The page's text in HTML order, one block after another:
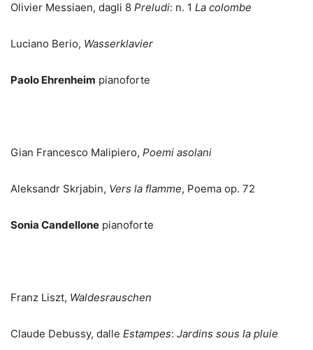
Olivier Messiaen, dagli 8 Preludi: n. 1 La colombe
Luciano Berio, Wasserklavier
Paolo Ehrenheim pianoforte
Gian Francesco Malipiero, Poemi asolani
Aleksandr Skrjabin, Vers la flamme, Poema op. 72
Sonia Candellone pianoforte
Franz Liszt, Waldesrauschen
Claude Debussy, dalle Estampes: Jardins sous la pluie